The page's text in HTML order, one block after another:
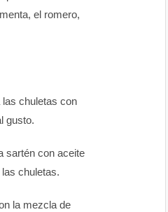
el romero,
las chuletas con
gusto.
sartén con aceite
chuletas.
la mezcla de